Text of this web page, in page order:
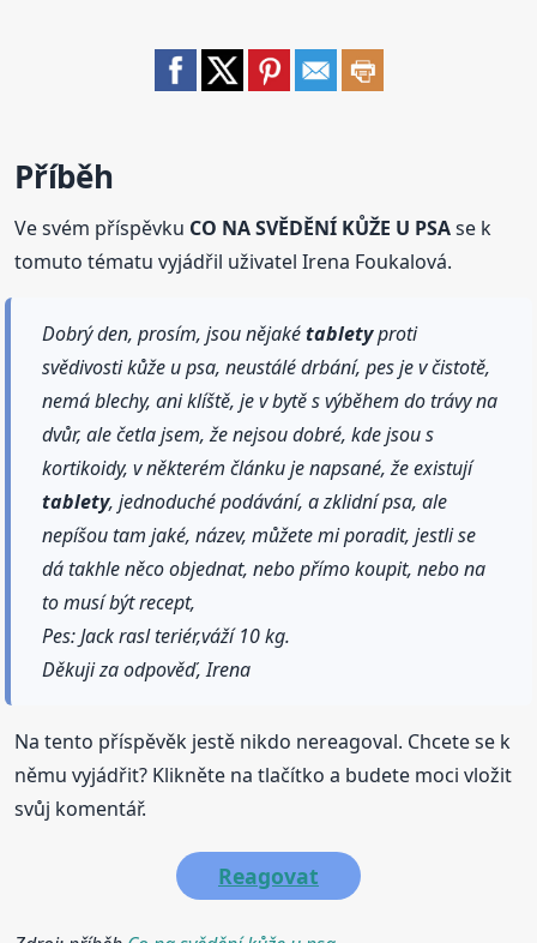
Příběh
Ve svém příspěvku CO NA SVĚDĚNÍ KŮŽE U PSAse k
tomuto tématu vyjádřil uživatel Irena Foukalová.
Dobrý den, prosím, jsou nějakétabletyproti
svědivosti kůže u psa, neustálé drbání, pes je v čistotě,
nemá blechy, ani klíště, je v bytě s výběhem do trávy na
dvůr, ale četla jsem, že nejsou dobré, kde jsou s
kortikoidy, v některém článku je napsané, že existují
tablety, jednoduché podávání, a zklidní psa, ale
nepíšou tam jaké, název, můžete mi poradit, jestli se
dá takhle něco objednat, nebo přímo koupit, nebo na
to musí být recept,
Pes: Jack rasl teriér,váží 10 kg.
Děkuji za odpověď, Irena
Na tento příspěvěk jestě nikdo nereagoval. Chcete se k
němu vyjádřit? Klikněte na tlačítko a budete moci vložit
svůj komentář.
Reagovat